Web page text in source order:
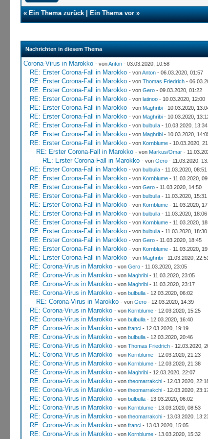
«Ein Thema zurück|Ein Thema vor»
Nachrichten in diesem Thema
Corona-Virus in Marokko - vonAnton- 03.03.2020, 10:58
RE: Erster Corona-Fall in Marokko - vonAnton- 06.03.2020, 01:57
RE: Erster Corona-Fall in Marokko - von Thomas Friedrich-
RE: Erster Corona-Fall in Marokko - von Gero- 09.03.2020, 01:22
RE: Erster Corona-Fall in Marokko - von latinoo- 10.03.2020, 12:00
RE: Erster Corona-Fall in Marokko - von Maghribi- 10.03.2020,
RE: Erster Corona-Fall in Marokko - von Maghribi- 10.03.2020,
RE: Erster Corona-Fall in Marokko - von bulbulla- 10.03.2020, 13:34
RE: Erster Corona-Fall in Marokko - von Maghribi- 10.03.2020,
RE: Erster Corona-Fall in Marokko - von Kornblume- 10.03.2020,
RE: Erster Corona-Fall in Marokko - von Markus/Omar-
RE: Erster Corona-Fall in Marokko - von Gero- 11.03.2020,
RE: Erster Corona-Fall in Marokko - von bulbulla- 11.03.2020, 08:51
RE: Erster Corona-Fall in Marokko - von Kornblume- 11.03.2020,
RE: Erster Corona-Fall in Marokko - von Gero- 11.03.2020, 14:50
RE: Erster Corona-Fall in Marokko - von bulbulla- 11.03.2020, 15:31
RE: Erster Corona-Fall in Marokko - von Kornblume- 11.03.2020,
RE: Erster Corona-Fall in Marokko - von bulbulla- 11.03.2020, 18:06
RE: Erster Corona-Fall in Marokko - von Kornblume- 11.03.2020,
RE: Erster Corona-Fall in Marokko - von bulbulla- 11.03.2020, 18:30
RE: Erster Corona-Fall in Marokko - von Gero- 11.03.2020, 18:45
RE: Erster Corona-Fall in Marokko - von Kornblume- 11.03.2020,
RE: Erster Corona-Fall in Marokko - von Maghribi- 11.03.2020, 22:51
RE: Corona-Virus in Marokko - von Gero- 11.03.2020, 23:05
RE: Corona-Virus in Marokko - von Maghribi- 11.03.2020, 23:05
RE: Corona-Virus in Marokko - von Maghribi- 11.03.2020, 23:17
RE: Corona-Virus in Marokko - von bulbulla- 12.03.2020, 06:02
RE: Corona-Virus in Marokko - von Gero- 12.03.2020, 14:39
RE: Corona-Virus in Marokko - von Kornblume- 12.03.2020, 15:25
RE: Corona-Virus in Marokko - von bulbulla- 12.03.2020, 16:40
RE: Corona-Virus in Marokko - von franci- 12.03.2020, 19:19
RE: Corona-Virus in Marokko - von bulbulla- 12.03.2020, 20:46
RE: Corona-Virus in Marokko - von Thomas Friedrich- 12.03.2020,
RE: Corona-Virus in Marokko - von Kornblume- 12.03.2020, 21:23
RE: Corona-Virus in Marokko - von Kornblume- 12.03.2020, 21:38
RE: Corona-Virus in Marokko - von Maghribi- 12.03.2020, 22:07
RE: Corona-Virus in Marokko - von theomarrakchi- 12.03.2020,
RE: Corona-Virus in Marokko - von theomarrakchi- 12.03.2020,
RE: Corona-Virus in Marokko - von bulbulla- 13.03.2020, 06:02
RE: Corona-Virus in Marokko - von Kornblume- 13.03.2020, 08:53
RE: Corona-Virus in Marokko - von theomarrakchi- 13.03.2020,
RE: Corona-Virus in Marokko - von franci- 13.03.2020, 15:05
RE: Corona-Virus in Marokko - von Kornblume- 13.03.2020, 15:32